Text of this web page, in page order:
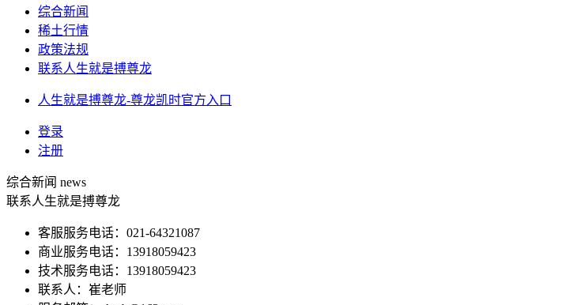
综合新闻
稀土行情
政策法规
联系人生就是搏尊龙
人生就是搏尊龙-尊龙凯时官方入口
登录
注册
综合新闻 news
联系人生就是搏尊龙
客服服务电话：021-64321087
商业服务电话：13918059423
技术服务电话：13918059423
联系人：崔老师